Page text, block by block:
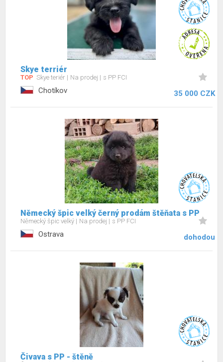
Skye terriér
TOP Skye teriér Na prodej s PP FCI
Chotíkov 35 000 CZK
Německý špic velký černý prodám štěňata s PP
Německý špic velký Na prodej s PP FCI
Ostrava dohodou
Čivava s PP - štěně